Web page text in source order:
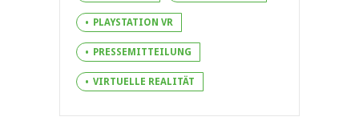
PLAYSTATION VR
PRESSEMITTEILUNG
VIRTUELLE REALITÄT